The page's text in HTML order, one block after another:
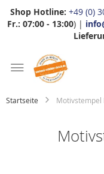
Shop Hotline: +49 (0)
Fr.: 07:00 - 13:00) |
Startseite Motivstempel